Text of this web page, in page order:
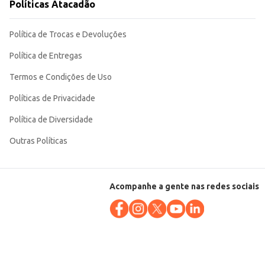
Políticas Atacadão
Política de Trocas e Devoluções
Política de Entregas
Termos e Condições de Uso
Políticas de Privacidade
Política de Diversidade
Outras Políticas
Acompanhe a gente nas redes sociais